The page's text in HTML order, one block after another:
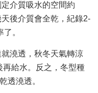
介質吸水的空間約
後介質會全乾，紀錄2-
。
澆透，秋冬天氣轉涼
給水。反之，冬型種
透澆透。